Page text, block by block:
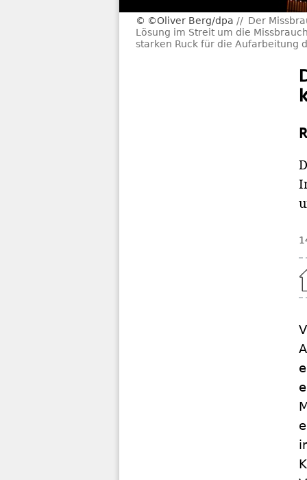
©Oliver Berg/dpa
Der
Lösung im Streit um die
starken Ruck für die Aufarbeitung